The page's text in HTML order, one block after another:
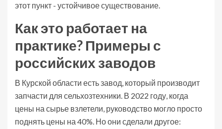
этот пункт - устойчивое существование.
Как это работает на
практике? Примеры с
российских заводов
В Курской области есть завод, который производит
запчасти для сельхозтехники. В 2022 году, когда
цены на сырье взлетели, руководство могло просто
поднять цены на 40%. Но они сделали другое: